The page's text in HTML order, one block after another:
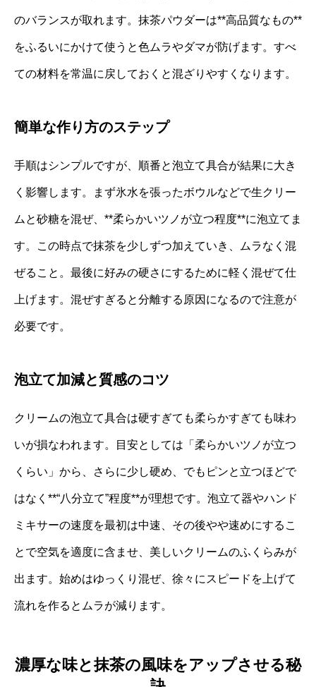
のバランスが取れます。抹茶パウダーは**高品質なもの**
をふるいにかけて使うと色ムラやダマが防げます。すべ
ての材料を常温に戻しておくと混ざりやすくなります。
簡単な作り方のステップ
手順はシンプルですが、順番と泡立て具合が結果に大き
く影響します。まず氷水を張ったボウルなどで生クリー
ムと砂糖を混ぜ、**柔らかいツノが立つ程度**に泡立てま
す。この時点で抹茶を少しずつ加えていき、ムラなく混
ぜること。最後に好みの硬さにするために軽く混ぜて仕
上げます。混ぜすぎると分離する原因になるので注意が
必要です。
泡立て加減と質感のコツ
クリームの泡立て具合は硬すぎても柔らかすぎても味わ
いが損なわれます。目安としては「柔らかいツノが立つ
くらい」から、さらに少し硬め、でもピンと立つほどで
はなく**“八分立て”程度**が理想です。泡立て器やハンド
ミキサーの速度を最初は中速、その後やや速めにするこ
とで空気を適度に含ませ、美しいクリームのふくらみが
出ます。始めはゆっくり混ぜ、徐々にスピードを上げて
流れを作るとムラが減ります。
濃厚な味と抹茶の風味をアップさせる秘